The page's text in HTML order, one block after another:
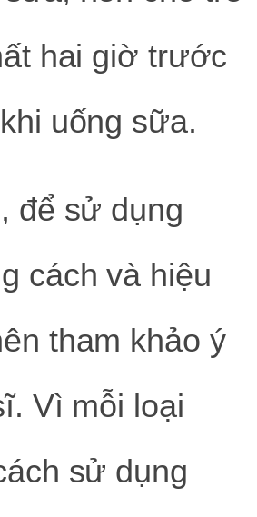
hai giờ trước
uống sữa.
để sử dụng
cách và hiệu
tham khảo ý
Vì mỗi loại
sử dụng